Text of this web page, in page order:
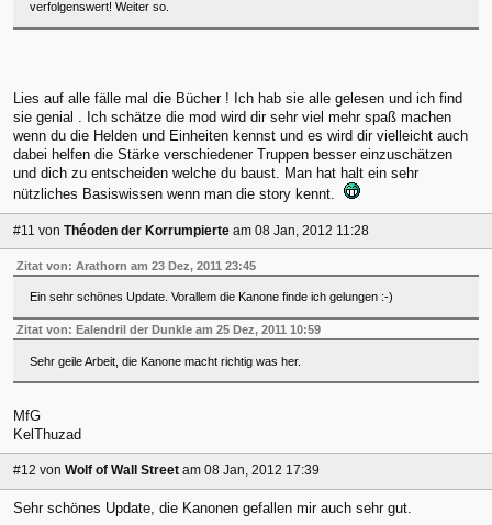
verfolgenswert! Weiter so.
Lies auf alle fälle mal die Bücher ! Ich hab sie alle gelesen und ich find
sie genial . Ich schätze die mod wird dir sehr viel mehr spaß machen
wenn du die Helden und Einheiten kennst und es wird dir vielleicht auch
dabei helfen die Stärke verschiedener Truppen besser einzuschätzen
und dich zu entscheiden welche du baust. Man hat halt ein sehr
nützliches Basiswissen wenn man die story kennt.
#11 von Théoden der Korrumpierte am 08 Jan, 2012 11:28
Zitat von: Arathorn am 23 Dez, 2011 23:45
Ein sehr schönes Update. Vorallem die Kanone finde ich gelungen :-)
Zitat von: Ealendril der Dunkle am 25 Dez, 2011 10:59
Sehr geile Arbeit, die Kanone macht richtig was her.
MfG
KelThuzad
#12 von Wolf of Wall Street am 08 Jan, 2012 17:39
Sehr schönes Update, die Kanonen gefallen mir auch sehr gut.